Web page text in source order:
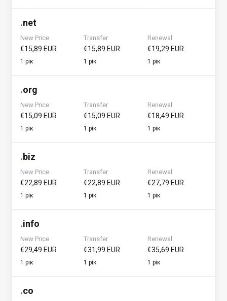
.net
New Price
€15,89 EUR
1 рік
Transfer
€15,89 EUR
1 рік
Renewal
€19,29 EUR
1 рік
.org
New Price
€15,09 EUR
1 рік
Transfer
€15,09 EUR
1 рік
Renewal
€18,49 EUR
1 рік
.biz
New Price
€22,89 EUR
1 рік
Transfer
€22,89 EUR
1 рік
Renewal
€27,79 EUR
1 рік
.info
New Price
€29,49 EUR
1 рік
Transfer
€31,99 EUR
1 рік
Renewal
€35,69 EUR
1 рік
.co